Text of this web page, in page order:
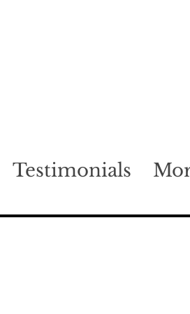
Testimonials